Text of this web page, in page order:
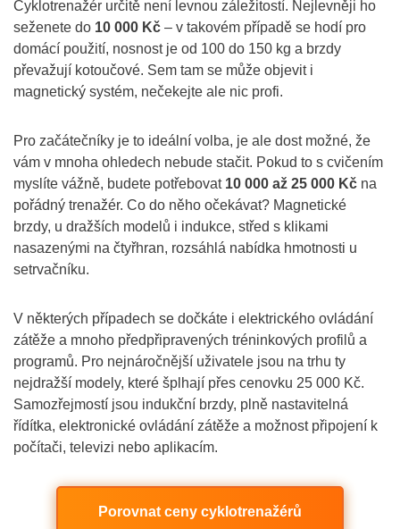
Cyklotrenažér určitě není levnou záležitostí. Nejlevněji ho
seženete do 10 000 Kč – v takovém případě se hodí pro
domácí použití, nosnost je od 100 do 150 kg a brzdy
převažují kotoučové. Sem tam se může objevit i
magnetický systém, nečekejte ale nic profi.
Pro začátečníky je to ideální volba, je ale dost možné, že
vám v mnoha ohledech nebude stačit. Pokud to s cvičením
myslíte vážně, budete potřebovat 10 000 až 25 000 Kč na
pořádný trenažér. Co do něho očekávat? Magnetické
brzdy, u dražších modelů i indukce, střed s klikami
nasazenými na čtyřhran, rozsáhlá nabídka hmotnosti u
setrvačníku.
V některých případech se dočkáte i elektrického ovládání
zátěže a mnoho předpřipravených tréninkových profilů a
programů. Pro nejnáročnější uživatele jsou na trhu ty
nejdražší modely, které šplhají přes cenovku 25 000 Kč.
Samozřejmostí jsou indukční brzdy, plně nastavitelná
řídítka, elektronické ovládání zátěže a možnost připojení k
počítači, televizi nebo aplikacím.
Porovnat ceny cyklotrenažérů